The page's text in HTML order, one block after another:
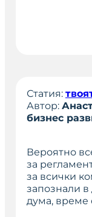
Статия:
Автор:
бизнес
Вероятно
за
за всички
запознали в
дума, време